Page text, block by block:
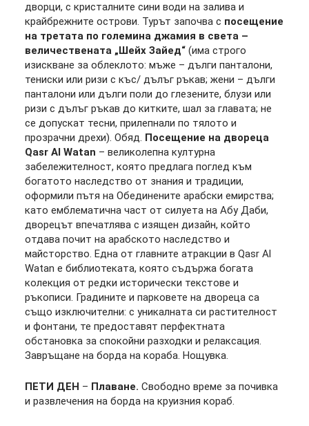
дворци, с кристалните сини води на залива и
крайбрежните острови. Турът започва с посещение
на третата по големина джамия в света –
величествената „Шейх Зайед“ (има строго
изискване за облеклото: мъже – дълги панталони,
тениски или ризи с къс/ дълъг ръкав; жени – дълги
панталони или дълги поли до глезените, блузи или
ризи с дълъг ръкав до китките, шал за главата; не
се допускат тесни, прилепнали по тялото и
прозрачни дрехи). Обяд. Посещение на двореца
Qasr Al Watan – великолепна културна
забележителност, която предлага поглед към
богатото наследство от знания и традиции,
оформили пътя на Обединените арабски емирства;
като емблематична част от силуета на Абу Даби,
дворецът впечатлява с изящен дизайн, който
отдава почит на арабското наследство и
майсторство. Една от главните атракции в Qasr Al
Watan е библиотеката, която съдържа богата
колекция от редки исторически текстове и
ръкописи. Градините и парковете на двореца са
също изключителни: с уникалната си растителност
и фонтани, те предоставят перфектната
обстановка за спокойни разходки и релаксация.
Завръщане на борда на кораба. Нощувка.
ПЕТИ ДЕН – Плаване. Свободно време за почивка
и развлечения на борда на круизния кораб.